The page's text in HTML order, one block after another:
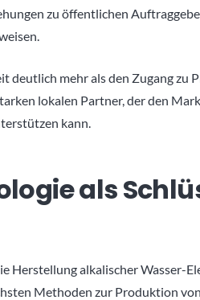
zu öffentlichen
deutlich mehr als den Zugang zu
lokalen Partner, der den
kann.
als
alkalischer Wasser-
Methoden zur Produktion